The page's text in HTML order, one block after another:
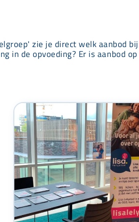
zie je direct welk aanbod
in de opvoeding? Er is aanbod